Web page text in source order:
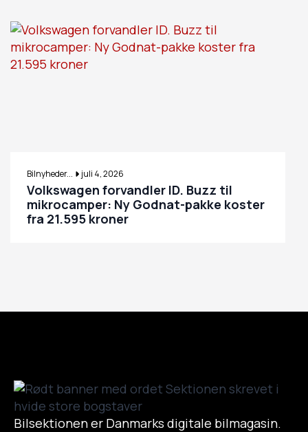
Bilnyheder... juli 4, 2026
Volkswagen forvandler ID. Buzz til
mikrocamper: Ny Godnat-pakke koster
fra 21.595 kroner
Bilsektionen er Danmarks digitale bilmagasin.